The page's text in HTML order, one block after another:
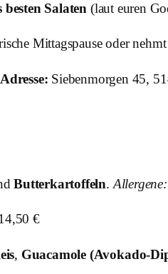
besten Salaten (laut euren
Mittagspause oder
Adresse: Siebenmorgen 45,
Butterkartoffeln. Allergene:
€
, Guacamole (Avokado-